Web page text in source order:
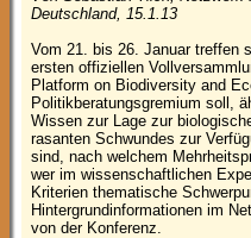
Deutschland, 15.1.13
Vom 21. bis 26. Januar treffen
ersten offiziellen
Platform on Biodiversity and
Politikberatungsgremium soll,
Wissen zur Lage zur
rasanten Schwundes zur
sind, nach welchem
wer im wissenschaftlichen
Kriterien thematische
Hintergrundinformationen im
von der Konferenz.